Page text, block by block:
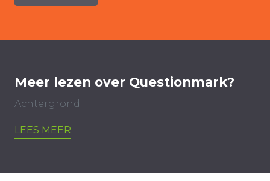
Meer lezen over Questionmark?
Achtergrond
LEES MEER